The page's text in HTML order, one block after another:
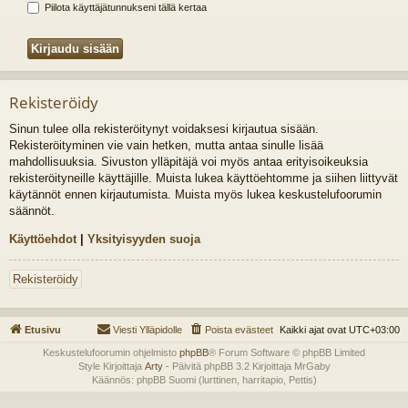
Piilota käyttäjätunnukseni tällä kertaa
Rekisteröidy
Sinun tulee olla rekisteröitynyt voidaksesi kirjautua sisään.
Rekisteröityminen vie vain hetken, mutta antaa sinulle lisää
mahdollisuuksia. Sivuston ylläpitäjä voi myös antaa erityisoikeuksia
rekisteröityneille käyttäjille. Muista lukea käyttöehtomme ja siihen liittyvät
käytännöt ennen kirjautumista. Muista myös lukea keskustelufoorumin
säännöt.
Käyttöehdot | Yksityisyyden suoja
Rekisteröidy
Etusivu Kaikki ajat ovat UTC+03:00
Poista evästeet
Viesti Ylläpidolle
Keskustelufoorumin ohjelmisto phpBB® Forum Software © phpBB Limited
Style Kirjoittaja Arty- Päivitä phpBB 3.2 Kirjoittaja MrGaby
Käännös: phpBB Suomi (lurttinen, harritapio, Pettis)